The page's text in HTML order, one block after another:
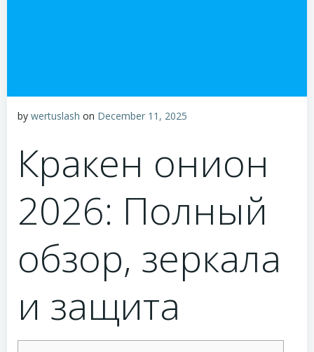
by wertuslash on December 11, 2025
Кракен онион
2026: Полный
обзор, зеркала
и защита